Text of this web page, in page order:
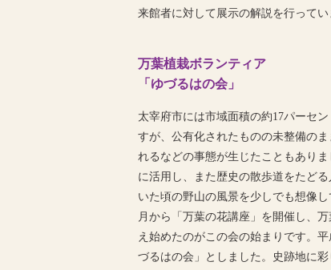
来館者に対して展示の解説を行ってい
万葉植栽ボランティア
「ゆづるはの会」
太宰府市には市域面積の約17パーセ
すが、公有化されたものの未整備の
れるなどの事態が生じたこともあり
に活用し、また歴史の散歩道をたど
いた頃の野山の風景を少しでも想像
月から「万葉の花講座」を開催し、
え始めたのがこの会の始まりです。
づるはの会」としました。史跡地に